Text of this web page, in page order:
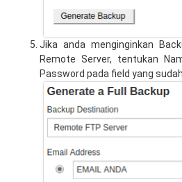
Jika anda menginginkan
Remote Server, tentukan
Password pada field yang